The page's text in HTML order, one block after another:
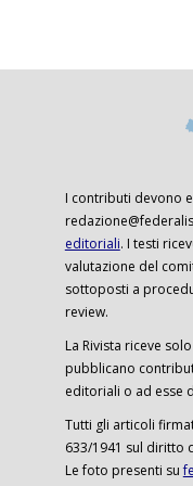
I contributi devono
editoriali. I testi
valutazione del
sottoposti a
review.
La Rivista riceve
pubblicano
editoriali o ad esse
Tutti gli articoli
633/1941 sul diritto
Le foto presenti su